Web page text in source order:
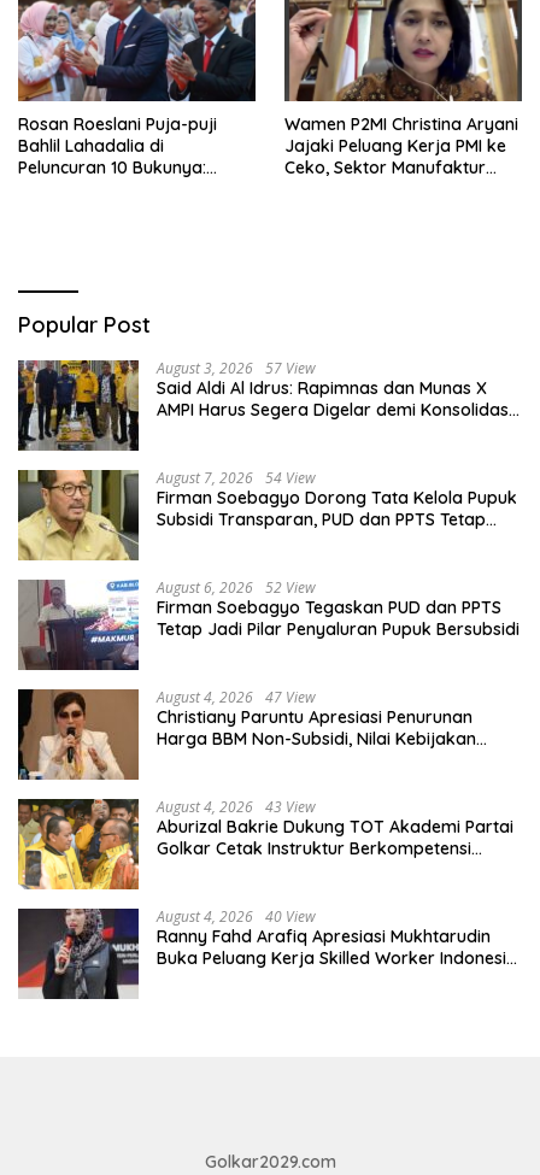
Rosan Roeslani Puja-puji
Bahlil Lahadalia di
Peluncuran 10 Bukunya:
Wamen P2MI Christina Aryani
Jajaki Peluang Kerja PMI ke
Ceko, Sektor Manufaktur
Popular Post
August 3, 2026 57 View
Said Aldi Al Idrus: Rapimnas dan Munas X
AMPI Harus Segera Digelar demi Konsolidasi
August 7, 2026 54 View
Firman Soebagyo Dorong Tata Kelola Pupuk
Subsidi Transparan, PUD dan PPTS Tetap
August 6, 2026 52 View
Firman Soebagyo Tegaskan PUD dan PPTS
Tetap Jadi Pilar Penyaluran Pupuk Bersubsidi
August 4, 2026 47 View
Christiany Paruntu Apresiasi Penurunan
Harga BBM Non-Subsidi, Nilai Kebijakan
August 4, 2026 43 View
Aburizal Bakrie Dukung TOT Akademi Partai
Golkar Cetak Instruktur Berkompetensi
August 4, 2026 40 View
Ranny Fahd Arafiq Apresiasi Mukhtarudin
Buka Peluang Kerja Skilled Worker Indonesia
Golkar2029.com